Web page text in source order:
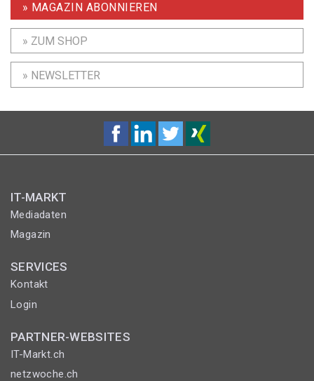
» MAGAZIN ABONNIEREN
» ZUM SHOP
» NEWSLETTER
IT-MARKT
Mediadaten
Magazin
SERVICES
Kontakt
Login
PARTNER-WEBSITES
IT-Markt.ch
netzwoche.ch